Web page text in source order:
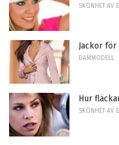
SKÖNHET AV
Jackor
DAMMODELL
Hur
SKÖNHET AV